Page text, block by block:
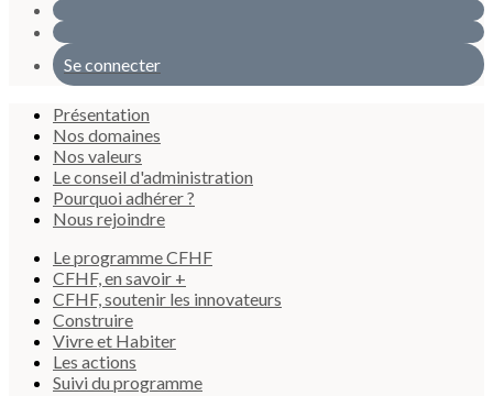
Se connecter
Présentation
Nos domaines
Nos valeurs
Le conseil d'administration
Pourquoi adhérer ?
Nous rejoindre
Le programme CFHF
CFHF, en savoir +
CFHF, soutenir les innovateurs
Construire
Vivre et Habiter
Les actions
Suivi du programme